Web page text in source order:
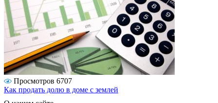
Просмотров 6707
Как продать долю в доме с землей